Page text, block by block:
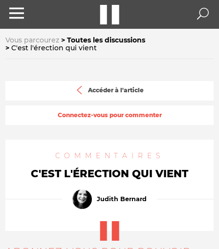
Vous parcourez
Toutes les discussions
C'est l'érection qui vient
Accéder à l'article
Connectez-vous pour commenter
COMMENTAIRES
C'EST L'ÉRECTION QUI VIENT
Judith Bernard